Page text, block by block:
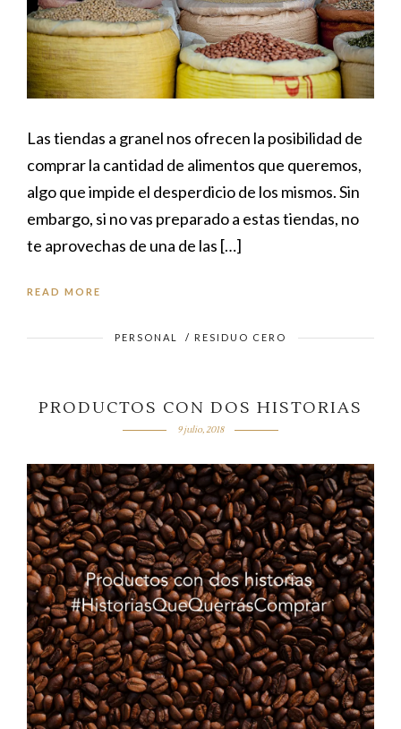
Las tiendas a granel nos ofrecen la posibilidad de
comprar la cantidad de alimentos que queremos,
algo que impide el desperdicio de los mismos. Sin
embargo, si no vas preparado a estas tiendas, no
te aprovechas de una de las […]
READ MORE
PERSONAL / RESIDUO CERO
PRODUCTOS CON DOS HISTORIAS
9 julio, 2018